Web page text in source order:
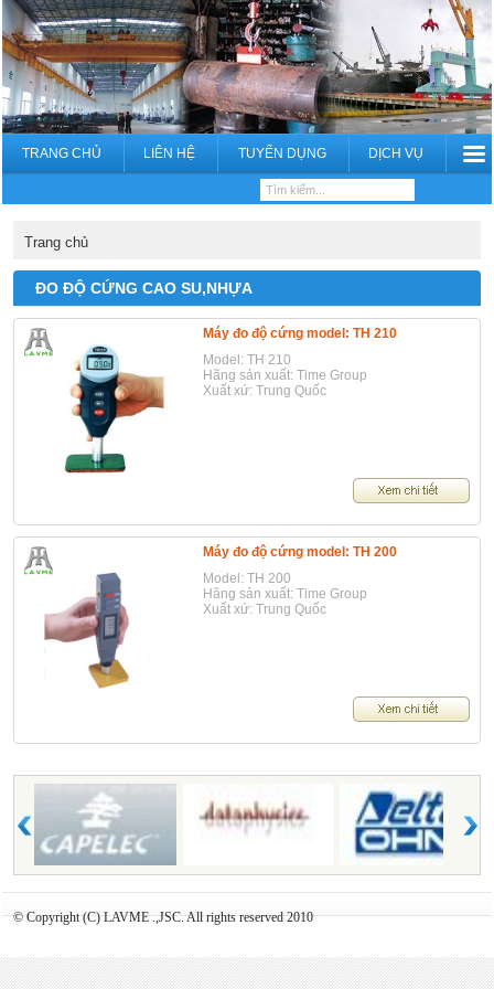
TRANG CHỦ LIÊN HỆ TUYỂN DỤNG DỊCH VỤ
Trang chủ
ĐO ĐỘ CỨNG CAO SU,NHỰA
Máy đo độ cứng model: TH 210
Model: TH 210
Hãng sản xuất: Time Group
Xuất xứ: Trung Quốc
Máy đo độ cứng model: TH 200
Model: TH 200
Hãng sản xuất: Time Group
Xuất xứ: Trung Quốc
© Copyright (C) LAVME .,JSC. All rights reserved 2010